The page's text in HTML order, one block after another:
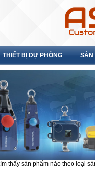
THIẾT BỊ DỰ PHÒNG SẢN
thấy sản phẩm nào theo loại